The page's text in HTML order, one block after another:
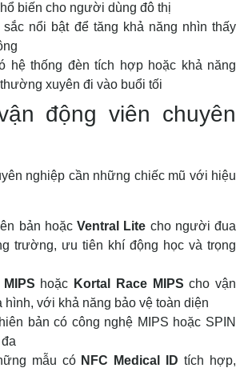
biến cho người dùng đô thị
nổi bật để tăng khả năng nhìn thấy
hệ thống đèn tích hợp hoặc khả năng
xuyên đi vào buổi tối
động viên chuyên
nghiệp cần những chiếc mũ với hiệu
bản hoặc Ventral Lite cho người đua
trường, ưu tiên khí động học và trọng
hoặc Kortal Race MIPS cho vận
hình, với khả năng bảo vệ toàn diện
bản có công nghệ MIPS hoặc SPIN
mẫu có NFC Medical ID tích hợp,